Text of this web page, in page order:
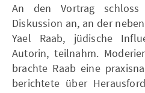
An den Vortrag
Diskussion an, an der
Yael Raab, jüdische
Autorin, teilnahm.
brachte Raab eine
berichtete über